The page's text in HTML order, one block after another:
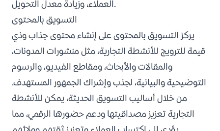
العملاء، وزيادةمعدل التحويل
.
التسويق بالمحتوى
يركز التسويق بالمحتوى على إنشاء محتوى جذاب وذي
قيمة للترويج للأنشطة التجارية، مثل منشورات المدونات،
والمقالات والأبحاث، ومقاطع الفيديو، والرسوم
التوضيحية والبيانية، لجذب وإشراك الجمهور المستهدف.
من خلال أساليب التسويق الحديثة، يمكن للأنشطة
التجارية تعزيز مصداقيتها ودعم حضورها الرقمي، مما